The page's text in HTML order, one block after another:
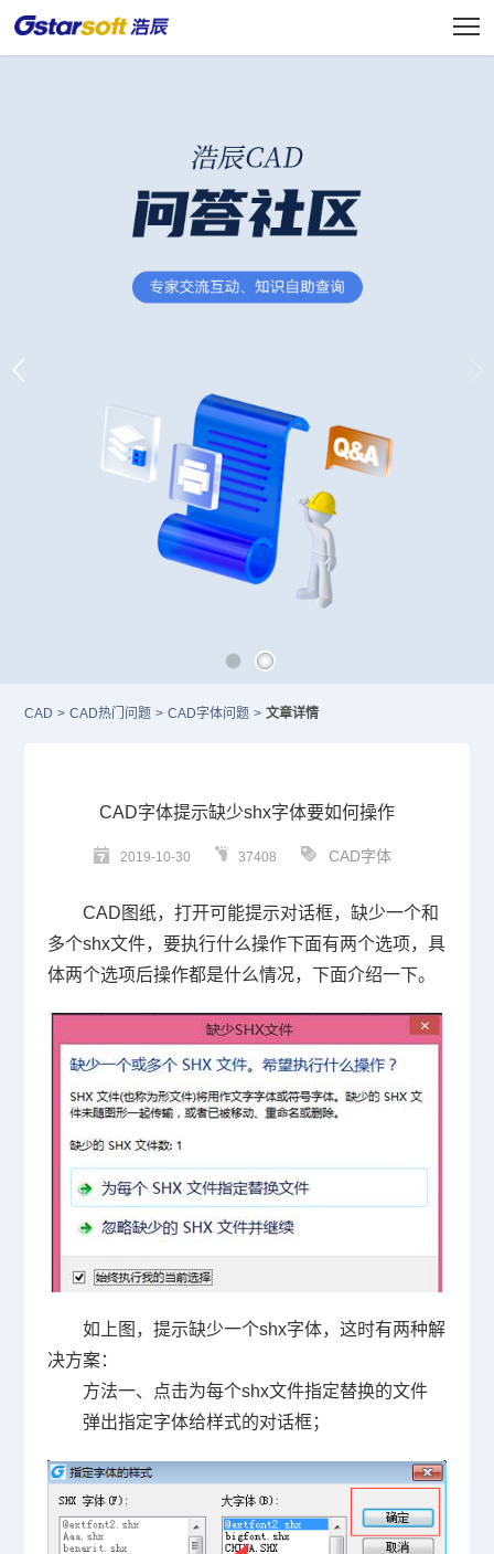
CAD > CAD热门问题 > CAD字体问题 > 文章详情
CAD字体提示缺少shx字体要如何操作
2019-10-30 37408 CAD字体
CAD 图纸，打开可能提示对话框，缺少一个和
多个shx文件，要执行什么操作下面有两个选项，具
体两个选项后操作都是什么情况，下面介绍一下。
如上图，提示缺少一个shx字体，这时有两种解
决方案：
方法一、点击为每个shx文件指定替换的文件
弹出指定字体给样式的对话框；